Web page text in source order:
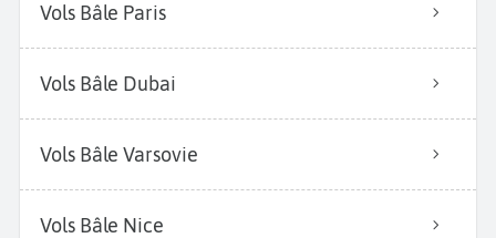
Vols Bâle Paris
Vols Bâle Dubai
Vols Bâle Varsovie
Vols Bâle Nice